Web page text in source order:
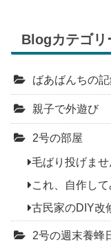
Blogカテゴリ
ばあばんちの
親子で外遊び
2号の部屋
毛ばり投げませ
これ、自作して
古民家のDIY改
2号の週末養蜂